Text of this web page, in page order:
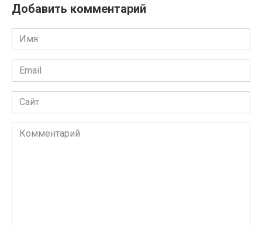
Добавить комментарий
Имя
Email
Сайт
Комментарий